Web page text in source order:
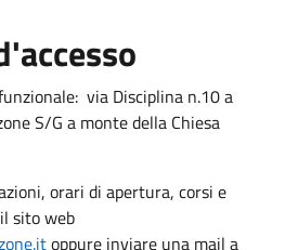
via Disciplina n.10 a
S/G a monte della Chiesa
orari di apertura, corsi e
sito web
oppure inviare una mail a